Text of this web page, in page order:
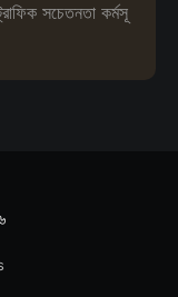
সচেতনতা কর্মসূ